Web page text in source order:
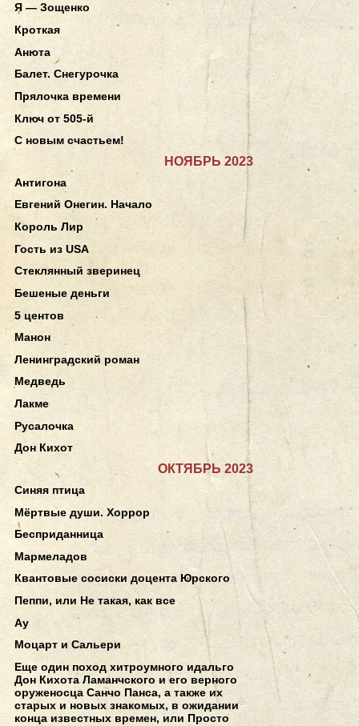
Я — Зощенко
Кроткая
Анюта
Балет. Снегурочка
Прялочка времени
Ключ от 505-й
С новым счастьем!
НОЯБРЬ 2023
Антигона
Евгений Онегин. Начало
Король Лир
Гость из USA
Стеклянный зверинец
Бешеные деньги
5 центов
Манон
Ленинградский роман
Медведь
Лакме
Русалочка
Дон Кихот
ОКТЯБРЬ 2023
Синяя птица
Мёртвые души. Хоррор
Бесприданница
Мармеладов
Квантовые сосиски доцента Юрского
Пеппи, или Не такая, как все
Ау
Моцарт и Сальери
Еще один поход хитроумного идальго
Дон Кихота Ламанчского и его верного
оруженосца Санчо Панса, а также их
старых и новых знакомых, в ожидании
конца известных времен, или Просто